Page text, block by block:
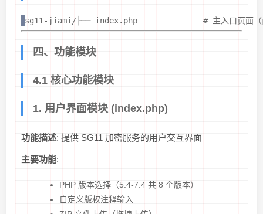
sg11-jiami/├── index.php              # 主入口页面
四、功能模块
4.1 核心功能模块
1. 用户界面模块 (index.php)
功能描述: 提供 SG11 加密服务的用户交互界面
主要功能:
PHP 版本选择（5.4-7.4 共 8 个版本）
自定义版权注释输入